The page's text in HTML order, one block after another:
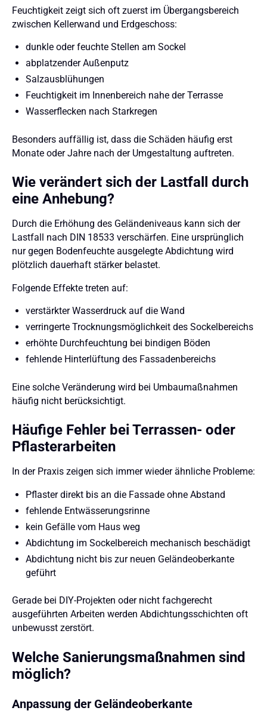
Feuchtigkeit zeigt sich oft zuerst im Übergangsbereich
zwischen Kellerwand und Erdgeschoss:
dunkle oder feuchte Stellen am Sockel
abplatzender Außenputz
Salzausblühungen
Feuchtigkeit im Innenbereich nahe der Terrasse
Wasserflecken nach Starkregen
Besonders auffällig ist, dass die Schäden häufig erst
Monate oder Jahre nach der Umgestaltung auftreten.
Wie verändert sich der Lastfall durch
eine Anhebung?
Durch die Erhöhung des Geländeniveaus kann sich der
Lastfall nach DIN 18533 verschärfen. Eine ursprünglich
nur gegen Bodenfeuchte ausgelegte Abdichtung wird
plötzlich dauerhaft stärker belastet.
Folgende Effekte treten auf:
verstärkter Wasserdruck auf die Wand
verringerte Trocknungsmöglichkeit des Sockelbereichs
erhöhte Durchfeuchtung bei bindigen Böden
fehlende Hinterlüftung des Fassadenbereichs
Eine solche Veränderung wird bei Umbaumaßnahmen
häufig nicht berücksichtigt.
Häufige Fehler bei Terrassen- oder
Pflasterarbeiten
In der Praxis zeigen sich immer wieder ähnliche Probleme:
Pflaster direkt bis an die Fassade ohne Abstand
fehlende Entwässerungsrinne
kein Gefälle vom Haus weg
Abdichtung im Sockelbereich mechanisch beschädigt
Abdichtung nicht bis zur neuen Geländeoberkante
geführt
Gerade bei DIY-Projekten oder nicht fachgerecht
ausgeführten Arbeiten werden Abdichtungsschichten oft
unbewusst zerstört.
Welche Sanierungsmaßnahmen sind
möglich?
Anpassung der Geländeoberkante